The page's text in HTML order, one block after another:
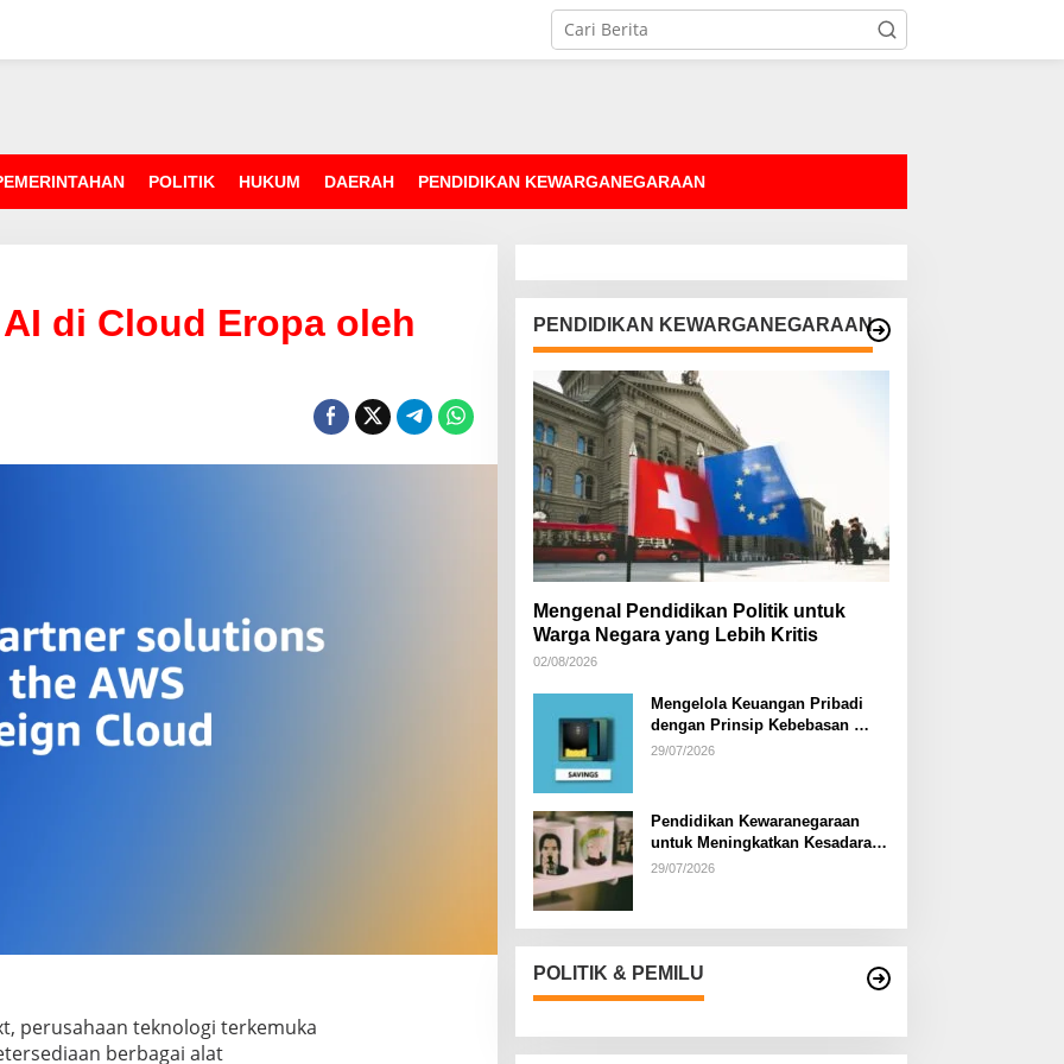
POLITIK HUKUM DAERAH PENDIDIKAN KEWARGANEGARAAN
di Cloud Eropa oleh
perusahaan teknologi terkemuka
berbagai alat
PENDIDIKAN KEWARGANEGARAAN
Mengenal Pendidikan Politik untuk
Warga Negara yang Lebih Kritis
02/08/2026
Mengelola Keuangan Pribadi
dengan Prinsip Kebebasan
Finansial
29/07/2026
Pendidikan Kewaranegaraan
untuk Meningkatkan Kesadaran
Berbangsa dan Bernegara di…
29/07/2026
POLITIK & PEMILU